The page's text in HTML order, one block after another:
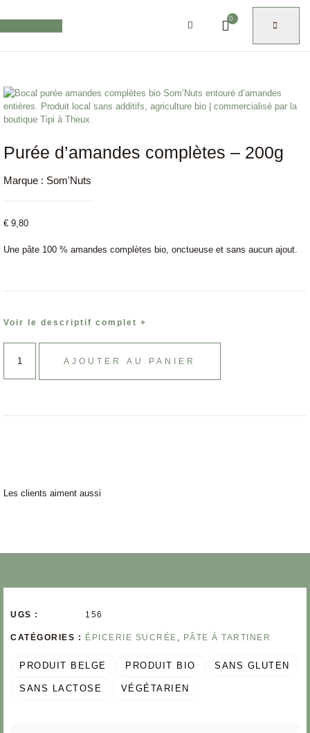
0
Purée d’amandes complètes – 200g
Marque : Som'Nuts
€ 9,80
Une pâte 100 % amandes complètes bio, onctueuse et sans aucun ajout.
Voir le descriptif complet +
AJOUTER AU PANIER
Les clients aiment aussi
UGS : 156
CATÉGORIES : ÉPICERIE SUCRÉE PÂTE À TARTINER
PRODUIT BELGE PRODUIT BIO SANS GLUTEN
SANS LACTOSE VÉGÉTARIEN